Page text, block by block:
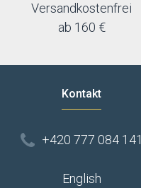
Versandkostenfrei
ab 160 €
Kontakt
+420 777 084 141
English